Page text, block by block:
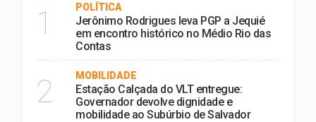
1 POLÍTICA
Jerônimo Rodrigues leva PGP a Jequié
em encontro histórico no Médio Rio das
Contas
2 MOBILIDADE
Estação Calçada do VLT entregue:
Governador devolve dignidade e
mobilidade ao Subúrbio de Salvador